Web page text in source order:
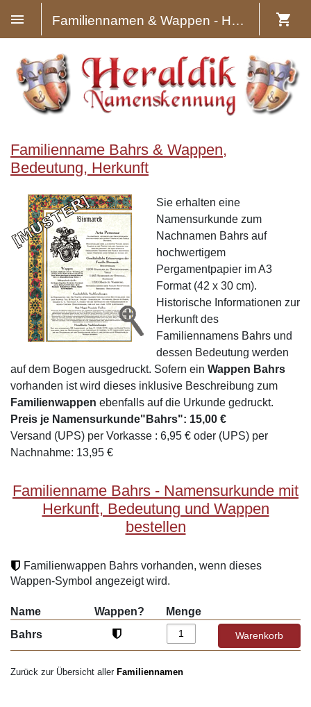
Familiennamen & Wappen - Heraldik
Familienname Bahrs & Wappen,
Bedeutung, Herkunft
Sie erhalten eine
Namensurkunde zum
Nachnamen Bahrs auf
hochwertigem
Pergamentpapier im A3
Format (42 x 30 cm).
Historische Informationen zur
Herkunft des
Familiennamens Bahrs und
dessen Bedeutung werden
auf dem Bogen ausgedruckt. Sofern ein Wappen Bahrs
vorhanden ist wird dieses inklusive Beschreibung zum
Familienwappen ebenfalls auf die Urkunde gedruckt.
Preis je Namensurkunde"Bahrs": 15,00 €
Versand (UPS) per Vorkasse : 6,95 € oder (UPS) per
Nachnahme: 13,95 €
Familienname Bahrs - Namensurkunde mit
Herkunft, Bedeutung und Wappen
bestellen
Familienwappen Bahrs vorhanden, wenn dieses
Wappen-Symbol angezeigt wird.
Name Wappen?
Menge
Bahrs
Zurück zur Übersicht aller Familiennamen